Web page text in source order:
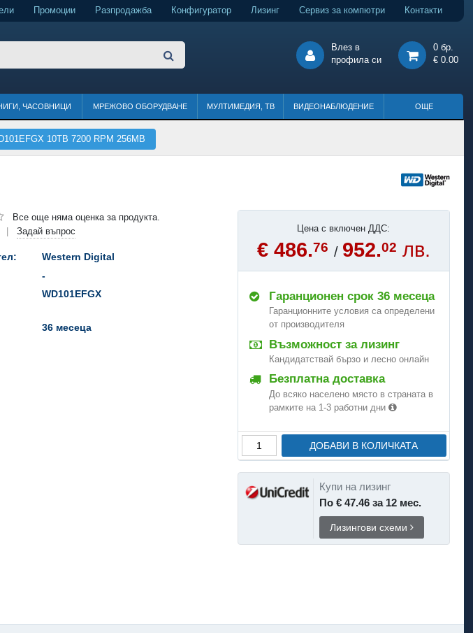
Промоции Разпродажба Конфигуратор Лизинг Сервиз за компютри Контакти
Влез в
профила си
0 бр.
€ 0.00
ЧАСОВНИЦИ МРЕЖОВО ОБОРУДВАНЕ МУЛТИМЕДИЯ, ТВ ВИДЕОНАБЛЮДЕНИЕ ОЩЕ
10TB 7200 RPM 256MB
Все още няма оценка за продукта.
Задай въпрос
Western Digital
-
WD101EFGX
36 месеца
Цена с включен ДДС:
€ 486.76 / 952.02 лв.
Гаранционен срок 36 месеца
Гаранционните условия са определени
от производителя
Възможност за лизинг
Кандидатствай бързо и лесно онлайн
Безплатна доставка
До всяко населено място в страната в
рамките на 1-3 работни дни
ДОБАВИ В КОЛИЧКАТА
Купи на лизинг
По € 47.46 за 12 мес.
Лизингови схеми